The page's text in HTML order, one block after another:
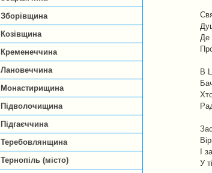
Зборівщина
Козівщина
Кременеччина
Лановеччина
Монастирищина
Підволочищина
Підгаєччина
Теребовлянщина
Тернопіль (місто)
Де
В
І
У